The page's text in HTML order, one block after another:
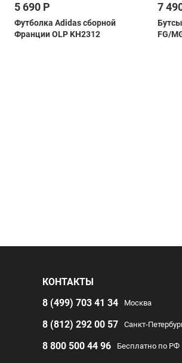
5 690 Р
Футболка Adidas сборной
Франции OLP KH2312
7
FG/
КОНТАКТЫ
8 (499) 703 41 34
Москва
8 (812) 292 00 57 Санкт-
8 800 500 44 96 Бесплатно по РФ